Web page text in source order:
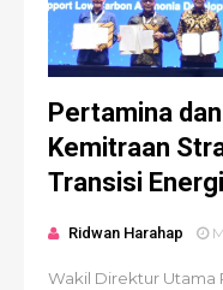
Pertamina
Kemitraan
Transisi Energi
Ridwan Harahap
Wakil Direktur Utama